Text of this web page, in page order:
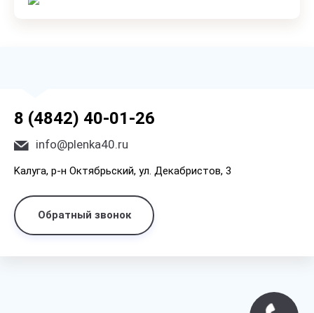
8 (4842) 40-01-26
info@plenka40.ru
Kaлyгa, p-н Oктябpьcкий, yл. Дeкaбpиcтoв, 3
Обратный звонок